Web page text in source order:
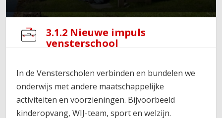
3.1.2 Nieuwe impuls
vensterschool
In de Vensterscholen verbinden en bundelen we
onderwijs met andere maatschappelijke
activiteiten en voorzieningen. Bijvoorbeeld
kinderopvang, WIJ-team, sport en welzijn.